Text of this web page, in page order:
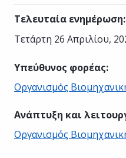
Τελευταία ενημέρωση:
Τετάρτη 26 Απριλίου,
Υπεύθυνος φορέας:
Οργανισμός
Ανάπτυξη και
Οργανισμός